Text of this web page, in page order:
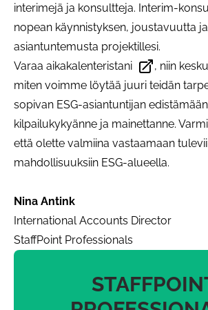
interimejä ja konsultteja. Interim-
nopean käynnistyksen, joustavuutta
asiantuntemusta projektillesi.
Varaa aikakalenteristani
Avautuu uudessa
, niin
miten voimme löytää juuri teidän
sopivan ESG-asiantuntijan
kilpailukykyänne ja mainettanne.
että olette valmiina vastaamaan
mahdollisuuksiin ESG-alueella.
Nina Antink
International Accounts Director
StaffPoint Professionals